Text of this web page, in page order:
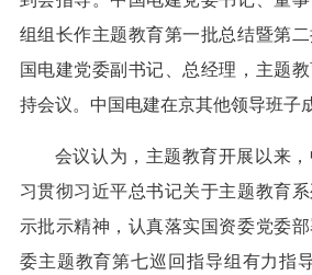
组组长作主题教育第一批总结暨第
国电建党委副书记、总经理，主题
持会议。中国电建在京其他领导班子
会议认为，主题教育开展以来
习贯彻习近平总书记关于主题教育
示批示精神，认真落实国资委党委
委主题教育第七巡回指导组有力指